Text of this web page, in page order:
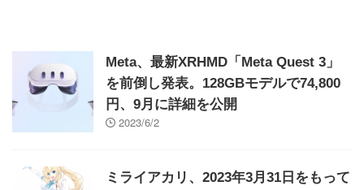
Meta、最新XRHMD「Meta Quest 3」
を前倒し発表。128GBモデルで74,800
円、9月に詳細を公開
2023/6/2
ミライアカリ、2023年3月31日をもって